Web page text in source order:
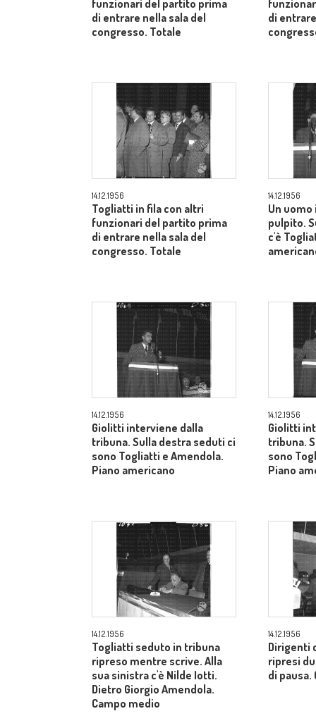
funzionari del partito prima
di entrare nella sala del
congresso. Totale
di
14.12.1956
Togliatti in fila con altri
funzionari del partito prima
di entrare nella sala del
congresso. Totale
14.12.1956
Un
pulpito.
c'è
14.12.1956
Giolitti interviene dalla
tribuna. Sulla destra seduti ci
sono Togliatti e Amendola.
Piano americano
14.12.1956
Giolitti
tribuna.
sono
Piano
14.12.1956
Togliatti seduto in tribuna
ripreso mentre scrive. Alla
sua sinistra c'è Nilde Iotti.
Dietro Giorgio Amendola.
Campo medio
14.12.1956
Dirigenti
ripresi
di pausa.